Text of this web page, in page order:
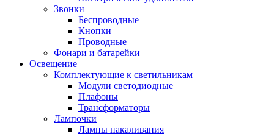
Звонки
Беспроводные
Кнопки
Проводные
Фонари и батарейки
Освещение
Комплектующие к светильникам
Модули светодиодные
Плафоны
Трансформаторы
Лампочки
Лампы накаливания